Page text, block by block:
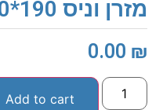
מזרן וניס 190*140 (490)
0.00 ₪
Add to cart